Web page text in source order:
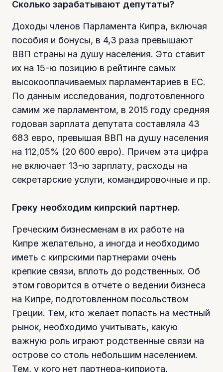
Сколько зарабатывают депутаты?
Доходы членов Парламента Кипра, включая
пособия и бонусы, в 4,3 раза превышают
ВВП страны на душу населения. Это ставит
их на 15-ю позицию в рейтинге самых
высокооплачиваемых парламентариев в ЕС.
По данным исследования, подготовленного
самим же парламентом, в 2015 году средняя
годовая зарплата депутата составляла 43
683 евро, превышая ВВП на душу населения
на 112,05% (20 600 евро). Причем эта цифра
не включает 13-ю зарплату, расходы на
секретарские услуги, командировочные и пр.
Греку необходим кипрский партнер.
Греческим бизнесменам в их работе на
Кипре желательно, а иногда и необходимо
иметь с кипрскими партнерами очень
крепкие связи, вплоть до родственных. Об
этом говорится в отчете о ведении бизнеса
на Кипре, подготовленном посольством
Греции. Тем, кто желает попасть на местный
рынок, необходимо учитывать, какую
важную роль играют родственные связи на
острове со столь небольшим населением.
Тем, у кого нет партнера-киприота,